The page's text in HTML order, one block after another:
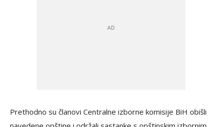
Prethodno su članovi Centralne izborne komisije BiH obišli